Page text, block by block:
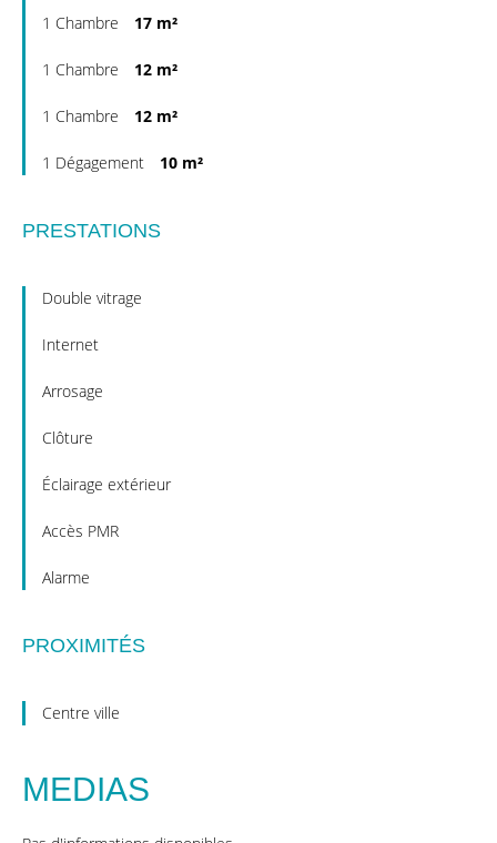
1 Chambre 17 m²
1 Chambre 12 m²
1 Chambre 12 m²
1 Dégagement 10 m²
PRESTATIONS
Double vitrage
Internet
Arrosage
Clôture
Éclairage extérieur
Accès PMR
Alarme
PROXIMITÉS
Centre ville
MEDIAS